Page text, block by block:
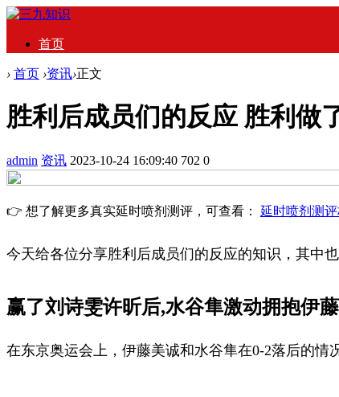
首页
› 首页 ›资讯›正文
胜利后成员们的反应 胜利做
admin 资讯 2023-10-24 16:09:40 702 0
👉 想了解更多真实延时喷剂测评，可查看： 延时喷剂测评
今天给各位分享胜利后成员们的反应的知识，其中
赢了刘诗雯许昕后,水谷隼激动拥抱伊
在东京奥运会上，伊藤美诚和水谷隼在0-2落后的情